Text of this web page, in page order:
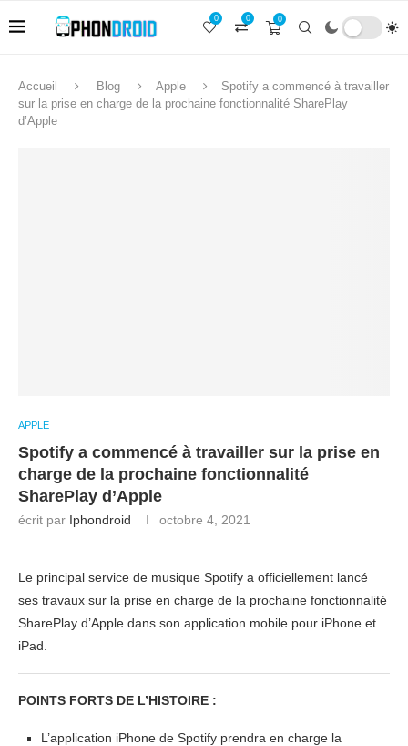
0
0
0
Accueil Blog Apple
Spotify a commencé à travailler
sur la prise en charge de la prochaine fonctionnalité SharePlay
d’Apple
APPLE
Spotify a commencé à travailler sur la prise en
charge de la prochaine fonctionnalité
SharePlay d’Apple
écrit par Iphondroid octobre 4, 2021
Le principal service de musique Spotify a officiellement lancé
ses travaux sur la prise en charge de la prochaine fonctionnalité
SharePlay d’Apple dans son application mobile pour iPhone et
iPad.
POINTS FORTS DE L’HISTOIRE :
L’application iPhone de Spotify prendra en charge la